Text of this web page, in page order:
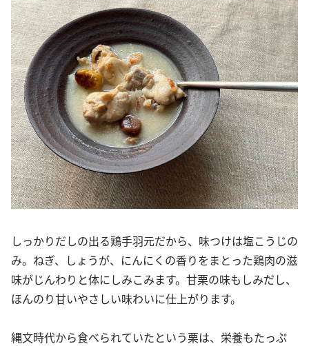
しっかりだしの出る鶏手羽元だから、味つけは塩こうじの
み。ねぎ、しょうが、にんにくの香りをまとった鶏肉の滋
味がじんわりと体にしみこみます。甘栗の味もしみだし、
ほんのり甘いやさしい味わいに仕上がります。
縄文時代から食べられていたという栗は、栄養もたっぷ